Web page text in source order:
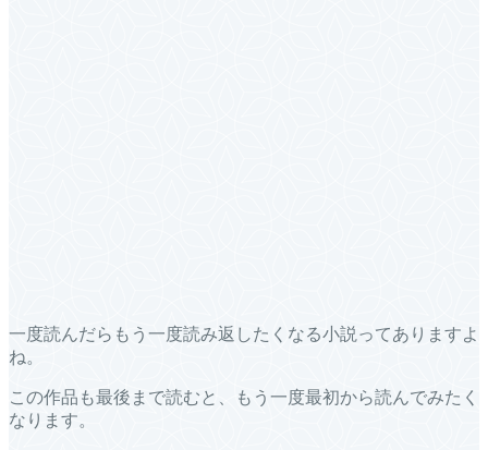
一度読んだらもう一度読み返したくなる小説ってありますよ
ね。
この作品も最後まで読むと、もう一度最初から読んでみたく
なります。